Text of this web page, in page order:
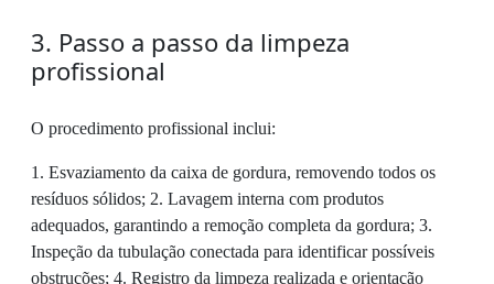
3. Passo a passo da limpeza
profissional
O procedimento profissional inclui:
1. Esvaziamento da caixa de gordura, removendo todos os
resíduos sólidos; 2. Lavagem interna com produtos
adequados, garantindo a remoção completa da gordura; 3.
Inspeção da tubulação conectada para identificar possíveis
obstruções; 4. Registro da limpeza realizada e orientação